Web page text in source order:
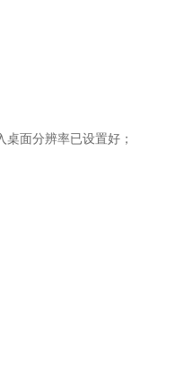
面分辨率已设置好；